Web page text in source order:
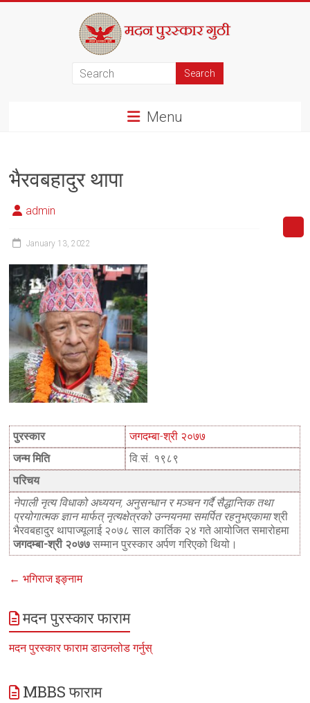
Menu
भैरवबहादुर थापा
admin
January 13, 2022
पुरस्कार
जगदम्बा-श्री २०७७
जन्म मिति
वि.सं. १९८९
परिचय
नेपाली नृत्य विधाको अध्ययन, अनुसन्धान र मञ्चन गर्दै सैद्धान्तिक तथा
प्रयोगात्मक ज्ञान मार्फत् नृत्यक्षेत्रको उन्नयनमा समर्पित रहनुभएकामाश्री
भैरवबहादुर थापाज्यूलाई २०७८ साल कार्तिक २४ गते आयोजित समारोहमा
जगदम्बा-श्री २०७७ सम्मान पुरस्कार अर्पण गरिएको थियो।
← भगिराज इङ्नाम
मदन पुरस्कार फाराम
मदन पुरस्कार फाराम डाउनलोड गर्नुस्
MBBS फाराम